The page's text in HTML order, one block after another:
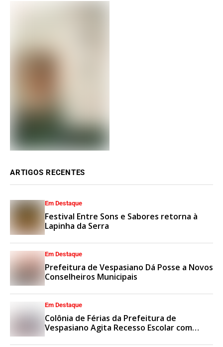
ARTIGOS RECENTES
Em Destaque
Festival Entre Sons e Sabores retorna à
Lapinha da Serra
Em Destaque
Prefeitura de Vespasiano Dá Posse a Novos
Conselheiros Municipais
Em Destaque
Colônia de Férias da Prefeitura de
Vespasiano Agita Recesso Escolar com